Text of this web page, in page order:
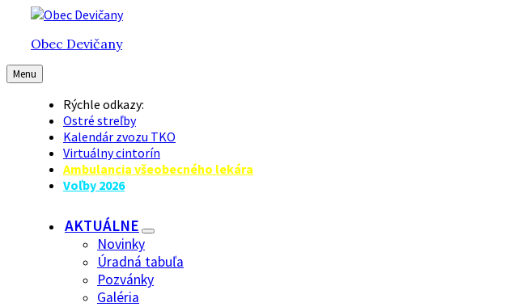
Preskočiť
obsah
Preskočiť
hlavnú
navigáciu
Preskočiť
pätičkuObec Devičany
Menu
Rýchle odkazy:
Ostré streľby
Kalendár zvozu TKO
Virtuálny cintorín
Ambulancia všeobecného lekára
Voľby 2026
AKTUÁLNE
Novinky
Úradná tabuľa
Pozvánky
Galéria